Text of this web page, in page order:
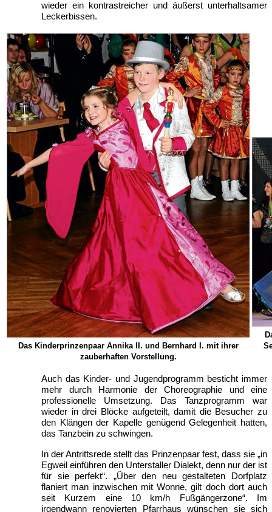
wieder ein kontrastreicher und äußerst unterhaltsamer
Leckerbissen.
Das Kinderprinzenpaar Annika II. und Bernhard I. mit ihrer
zauberhaften Vorstellung.
Auch das Kinder- und Jugendprogramm besticht immer
mehr durch Harmonie der Choreographie und eine
professionelle Umsetzung. Das Tanzprogramm war
wieder in drei Blöcke aufgeteilt, damit die Besucher zu
den Klängen der Kapelle genügend Gelegenheit hatten,
das Tanzbein zu schwingen.
In der Antrittsrede stellt das Prinzenpaar fest, dass sie „in
Egweil einführen den Unterstaller Dialekt, denn nur der ist
für sie perfekt“. „Über den neu gestalteten Dorfplatz
flaniert man inzwischen mit Wonne, gilt doch dort auch
seit Kurzem eine 10 km/h Fußgängerzone“. Im
irgendwann renovierten Pfarrhaus wünschen sie sich